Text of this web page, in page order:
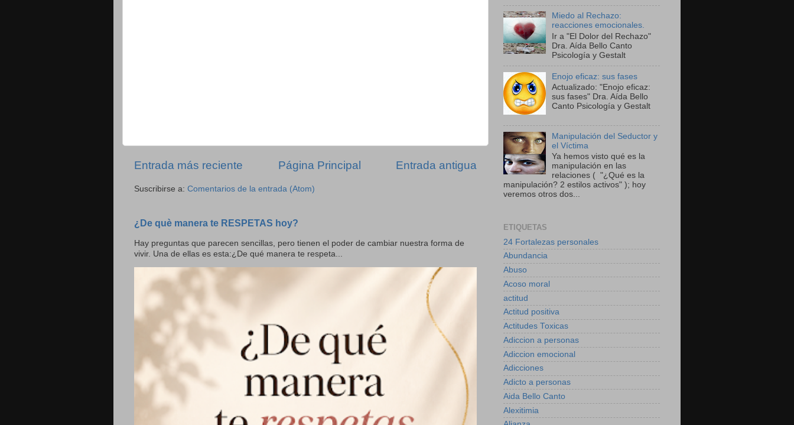
Entrada más reciente Entrada antigua
Página Principal
Suscribirse a: Comentarios de la entrada (Atom)
¿De què manera te RESPETAS hoy?
Hay preguntas que parecen sencillas, pero tienen el poder de cambiar nuestra forma de
vivir. Una de ellas es esta:¿De qué manera te respeta...
Miedo al Rechazo:
reacciones emocionales.
Ir a "El Dolor del Rechazo"
Dra. Aída Bello Canto
Psicología y Gestalt
Enojo eficaz: sus fases
Actualizado: "Enojo eficaz:
sus fases" Dra. Aída Bello
Canto Psicología y Gestalt
Manipulación del Seductor y
el Víctima
Ya hemos visto qué es la
manipulación en las
relaciones ( "¿Qué es la
manipulación? 2 estilos activos" ); hoy
veremos otros dos...
ETIQUETAS
24 Fortalezas personales
Abundancia
Abuso
Acoso moral
actitud
Actitud positiva
Actitudes Toxicas
Adiccion a personas
Adiccion emocional
Adicciones
Adicto a personas
Aida Bello Canto
Alexitimia